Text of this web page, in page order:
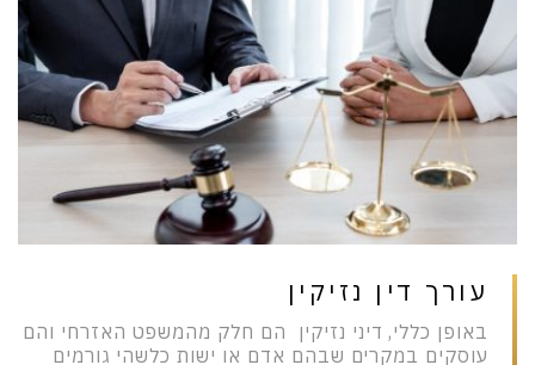
עורך דין נזיקין
באופן כללי, דיני נזיקין הם חלק מהמשפט האזרחי והם
עוסקים במקרים שבהם אדם או ישות כלשהי גורמים